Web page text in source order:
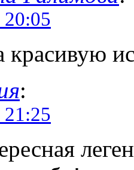
20:05
красивую
:
21:25